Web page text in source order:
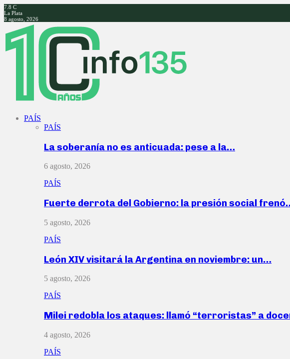
7.8 C
La Plata
8 agosto, 2026
Facebook
Twitter
Instagram
Youtube
PAÍS
PAÍS
La soberanía no es anticuada: pese a la…
6 agosto, 2026
PAÍS
Fuerte derrota del Gobierno: la presión social
5 agosto, 2026
PAÍS
León XIV visitará la Argentina en noviembre: un…
5 agosto, 2026
PAÍS
Milei redobla los ataques: llamó “terroristas” a
4 agosto, 2026
PAÍS